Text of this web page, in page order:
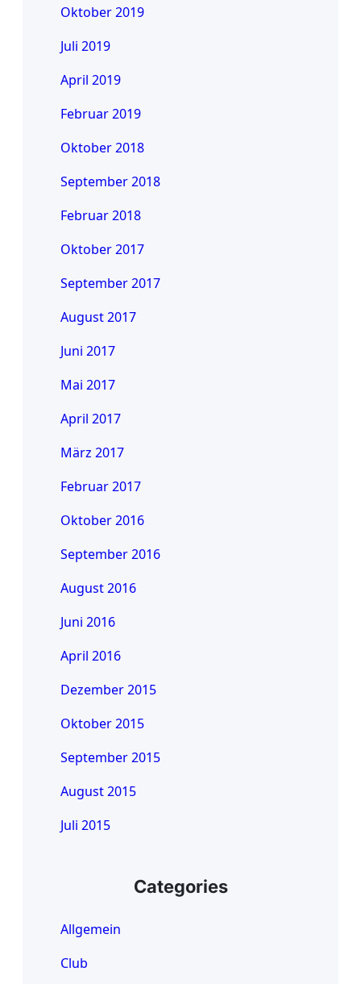
Oktober 2019
Juli 2019
April 2019
Februar 2019
Oktober 2018
September 2018
Februar 2018
Oktober 2017
September 2017
August 2017
Juni 2017
Mai 2017
April 2017
März 2017
Februar 2017
Oktober 2016
September 2016
August 2016
Juni 2016
April 2016
Dezember 2015
Oktober 2015
September 2015
August 2015
Juli 2015
Categories
Allgemein
Club